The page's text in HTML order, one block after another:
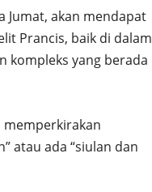
Jumat, akan mendapat
Prancis, baik di dalam
kompleks yang berada
memperkirakan
atau ada “siulan dan